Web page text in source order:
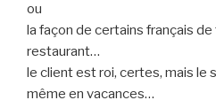
ou
la façon de certains français
restaurant…
le client est roi, certes, mais le
même en vacances…